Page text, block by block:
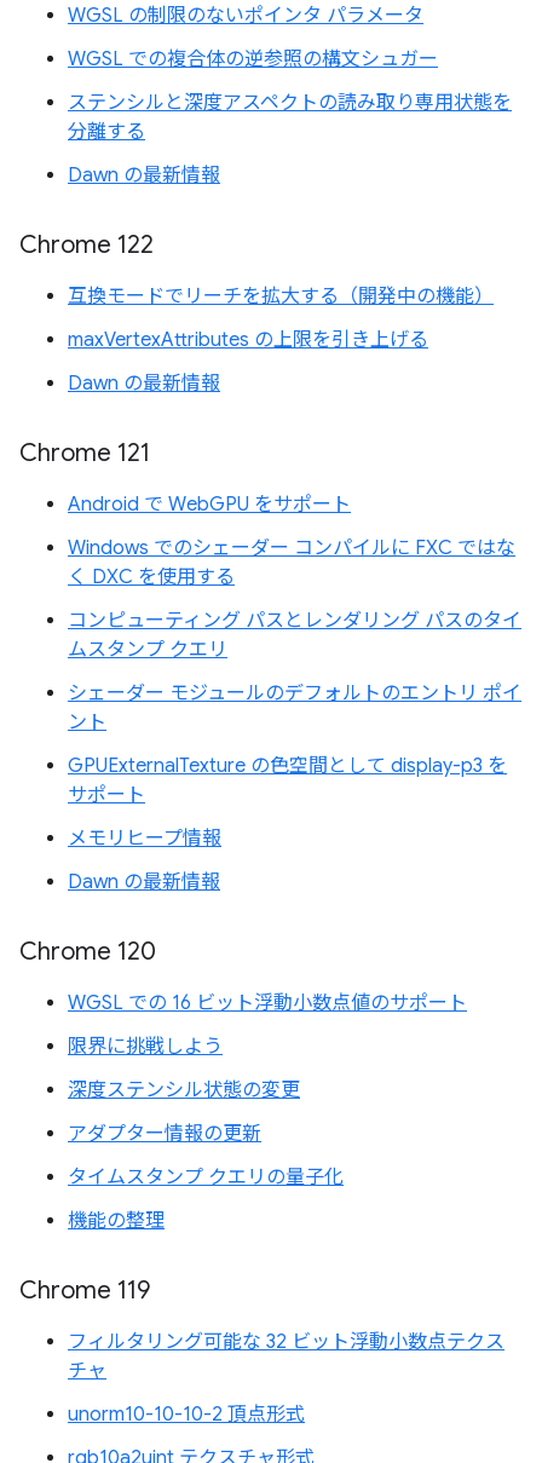
WGSL の制限のないポインタ パラメータ
WGSL での複合体の逆参照の構文シュガー
ステンシルと深度アスペクトの読み取り専用状態を
分離する
Dawn の最新情報
Chrome 122
互換モードでリーチを拡大する（開発中の機能）
maxVertexAttributes の上限を引き上げる
Dawn の最新情報
Chrome 121
Android で WebGPU をサポート
Windows でのシェーダー コンパイルに FXC ではな
く DXC を使用する
コンピューティング パスとレンダリング パスのタイ
ムスタンプ クエリ
シェーダー モジュールのデフォルトのエントリ ポイ
ント
GPUExternalTexture の色空間として display-p3 を
サポート
メモリヒープ情報
Dawn の最新情報
Chrome 120
WGSL での 16 ビット浮動小数点値のサポート
限界に挑戦しよう
深度ステンシル状態の変更
アダプター情報の更新
タイムスタンプ クエリの量子化
機能の整理
Chrome 119
フィルタリング可能な 32 ビット浮動小数点テクス
チャ
unorm10-10-10-2 頂点形式
rgb10a2uint テクスチャ形式